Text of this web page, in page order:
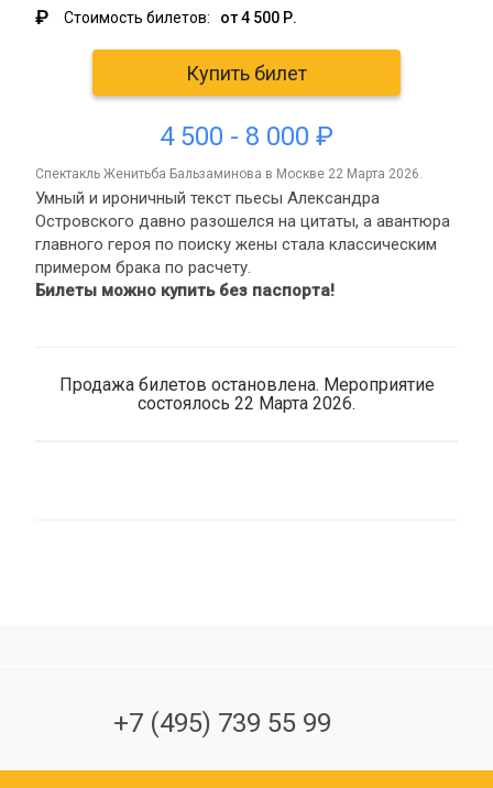
₽ Стоимость билетов: от 4 500 Р.
Купить билет
4 500 - 8 000 ₽
спектакль Женитьба Бальзаминова в Москве 22 Марта 2026.
Умный и ироничный текст пьесы Александра
Островского давно разошелся на цитаты, а авантюра
главного героя по поиску жены стала классическим
примером брака по расчету.
Билеты можно купить без паспорта!
Продажа билетов остановлена. Мероприятие
состоялось 22 Марта 2026.
+7 (495) 739 55 99